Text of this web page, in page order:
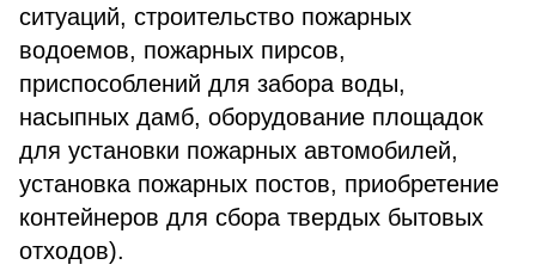
ситуаций, строительство пожарных
водоемов, пожарных пирсов,
приспособлений для забора воды,
насыпных дамб, оборудование площадок
для установки пожарных автомобилей,
установка пожарных постов, приобретение
контейнеров для сбора твердых бытовых
отходов).